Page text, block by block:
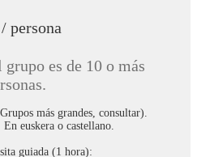
persona
es de 10 o más
más grandes, consultar).
euskera o castellano.
guiada (1 hora):